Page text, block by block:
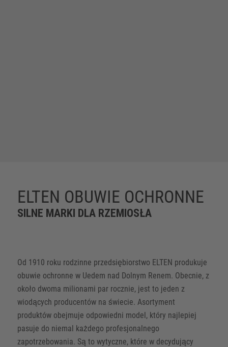
ELTEN OBUWIE OCHRONNE
SILNE MARKI DLA RZEMIOSŁA
Od 1910 roku rodzinne przedsiębiorstwo ELTEN produkuje
obuwie ochronne w Uedem nad Dolnym Renem. Obecnie, z
około dwoma milionami par rocznie, jest to jeden z
wiodących producentów na świecie. Asortyment
produktów obejmuje odpowiedni model, który najlepiej
pasuje do niemal każdego profesjonalnego
zapotrzebowania. Są to wytyczne, które w decydujący